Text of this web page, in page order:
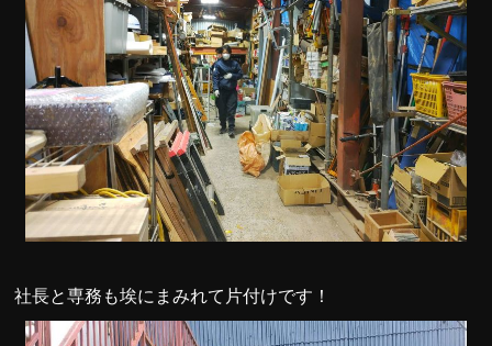
社長と専務も埃にまみれて片付けです！